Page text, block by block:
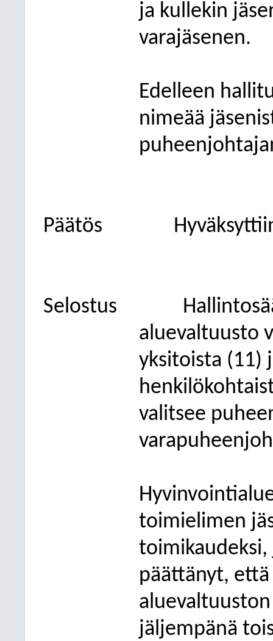
ja kullekin
varajäsenen.
Edelleen
nimeää
Päätös
Selostus
aluevaltuusto
yksitoista (11)
valitsee
toimielimen
päättänyt,
jäljempänä